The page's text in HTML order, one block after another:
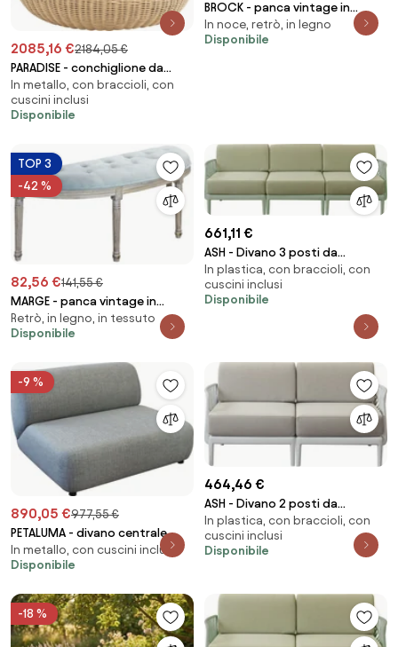
2085,16 €2184,05 €
PARADISE - conchiglione da
esterno in alluminio e wicker
In metallo, con braccioli, con
cuscini inclusi
Disponibile
BROCK - panca vintage in
velluto
In noce, retrò, in legno
Disponibile
TOP 3
-42 %
82,56 €141,55 €
MARGE - panca vintage in
velluto
Retrò, in legno, in tessuto
Disponibile
661,11 €
ASH - Divano 3 posti da
giardino in polipropilene
In plastica, con braccioli, con
cuscini inclusi
Disponibile
-9 %
890,05 €977,55 €
PETALUMA - divano centrale
modulare da giardino
In metallo, con cuscini inclusi
Disponibile
464,46 €
ASH - Divano 2 posti da
giardino in polipropilene
In plastica, con braccioli, con
cuscini inclusi
Disponibile
-18 %